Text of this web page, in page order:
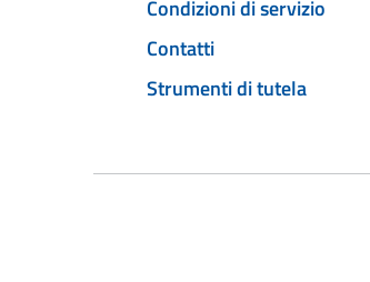
Condizioni di servizio
Contatti
Strumenti di tutela